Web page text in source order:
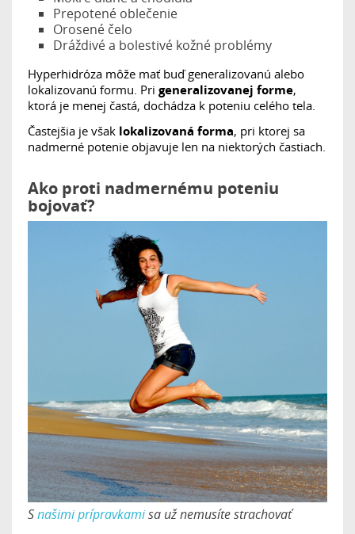
Prepotené oblečenie
Orosené čelo
Dráždivé a bolestivé kožné problémy
Hyperhidróza môže mať buď generalizovanú alebo
lokalizovanú formu. Pri generalizovanej forme,
ktorá je menej častá, dochádza k poteniu celého tela.
Častejšia je však lokalizovaná forma, pri ktorej sa
nadmerné potenie objavuje len na niektorých častiach.
Ako proti nadmernému poteniu
bojovať?
Snašimi prípravkamisa už nemusíte strachovať